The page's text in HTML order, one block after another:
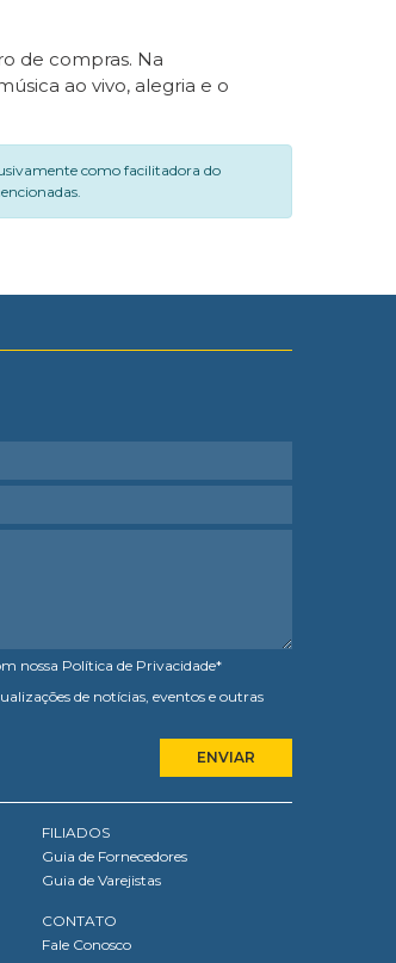
de compras. Na
ao vivo, alegria e o
como facilitadora do
nossa Política de Privacidade*
de notícias, eventos e outras
FILIADOS
Guia de Fornecedores
Guia de Varejistas
CONTATO
Fale Conosco